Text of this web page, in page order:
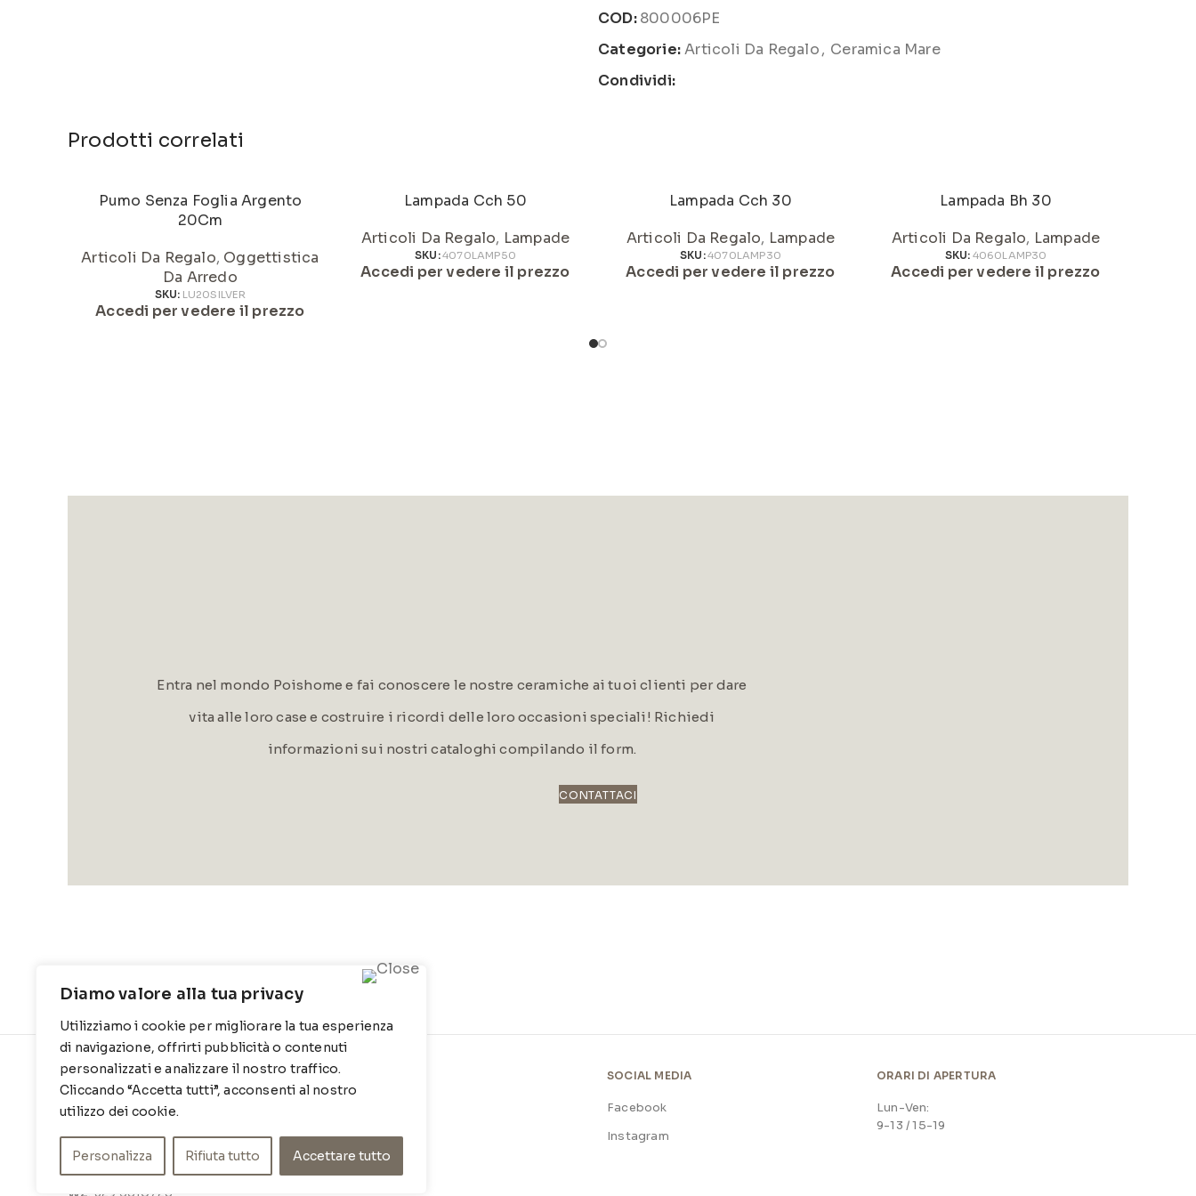
Diamo valore alla tua privacy
Utilizziamo i cookie per migliorare la tua esperienza
di navigazione, offrirti pubblicità o contenuti
personalizzati e analizzare il nostro traffico.
Cliccando “Accetta tutti”, acconsenti al nostro
utilizzo dei cookie.
Personalizza Rifiuta tutto Accettare tutto
COD:800006PE
Categorie: Articoli Da Regalo, Ceramica Mare
Condividi:
Prodotti correlati
Pumo Senza Foglia Argento
20Cm
Articoli Da Regalo, Oggettistica
Da Arredo
SKU: LU20SILVER
Accedi per vedere il prezzo
Lampada Cch 50
Articoli Da Regalo, Lampade
SKU:4070LAMP50
Accedi per vedere il prezzo
Lampada Cch 30
Articoli Da Regalo, Lampade
SKU:4070LAMP30
Accedi per vedere il prezzo
Lampada Bh 30
Articoli Da Regalo, Lampade
SKU: 4060LAMP30
Accedi per vedere il prezzo
Entra nel mondo Poishome e fai conoscere le nostre ceramiche ai tuoi clienti per dare
vita alle loro case e costruire i ricordi delle loro occasioni speciali! Richiedi
informazioni sui nostri cataloghi compilando il form.
CONTATTACI
CONTATTI
Contrada Locosantissimo 1316 - 70044
T: 080 917 78 89
WZ : 329 6510725
INFO
Cookie Policy
Privacy Policy
SOCIAL MEDIA
Facebook
Instagram
ORARI DI APERTURA
Lun-Ven:
9-13 / 15-19